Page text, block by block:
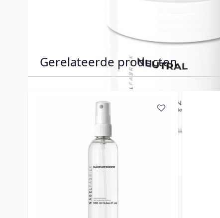
Gerelateerde producten
Navigeren door de elementen van de carrousel
Druk om carrousel over te slaan